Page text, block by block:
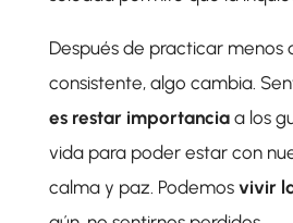
Después de practicar menos
consistente, algo cambia.
es restar importanciaa los
vida para poder estar con
calma y paz. Podemos vivir